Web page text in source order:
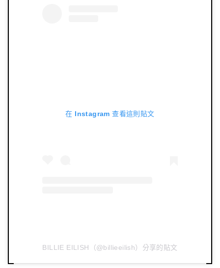
在 Instagram 查看這則貼文
BILLIE EILISH（@billieeilish）分享的貼文